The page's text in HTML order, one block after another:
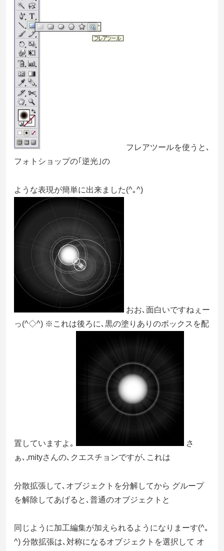
フレアツールを使うと､
フォトショップの｢逆光｣の
ような表現が簡単に出来ました(^｡^)
おお､面白いですねぇー
っ(^◇^) ※これは後ろに､黒の塗りありのボックスを配
置していますよ｡
さ
ぁ､,mityさんの､クエスチョンですが､これは
分散拡張して､オブジェクトを分解してから グループ
を解除してあげると､普通のオブジェクトと
同じように加工編集が加えられるようになりまーす(^｡
^) 分散拡張は､対称になるオブジェクトを選択して オ